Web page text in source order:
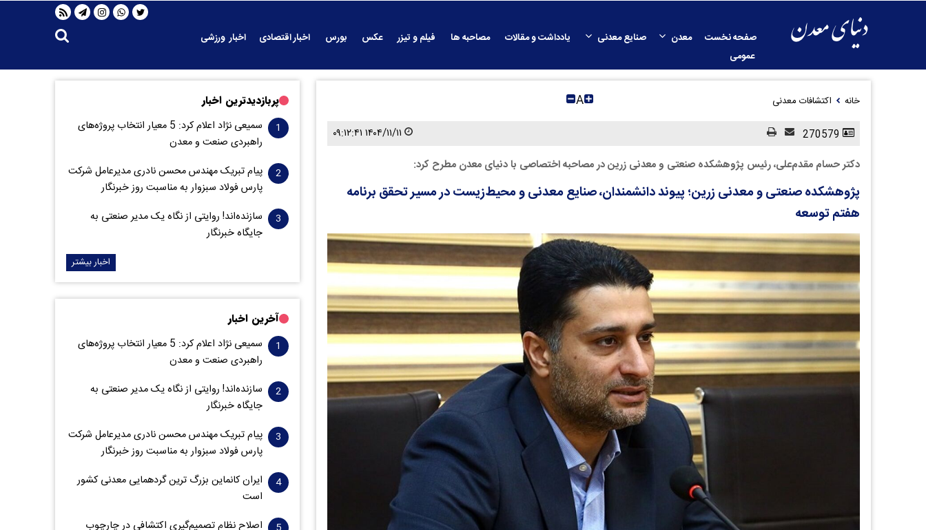
صفحه نخست معدن صنایع معدنی یادداشت و مقالات مصاحبه ها فیلم و تیزر عکس بورس اخبار اقتصادی
اخبار ورزشی
عمومی
خانه اکتشافات معدنی A
۱۴۰۴/۱۱/۱۱ ۰۹:۱۲:۴۱
دکتر حسام مقدم‌علی، رئیس پژوهشکده صنعتی و معدنی زرین در مصاحبه اختصاصی با دنیای معدن مطرح کرد:
پژوهشکده صنعتی و معدنی زرین؛ پیوند دانشمندان، صنایع معدنی و محیط‌زیست در مسیر تحقق برنامه
هفتم توسعه
پربازدیدترین اخبار
سمیعی‌ نژاد اعلام کرد: 5 معیار انتخاب پروژه‌های
راهبردی صنعت و معدن
پیام تبریک مهندس محسن نادری مدیرعامل شرکت
پارس فولاد سبزوار به مناسبت روز خبرنگار
سازنده‌اند! روایتی از نگاه یک مدیر صنعتی به
جایگاه خبرنگار
اخبار بیشتر
آخرین اخبار
سمیعی‌ نژاد اعلام کرد: 5 معیار انتخاب پروژه‌های
راهبردی صنعت و معدن
سازنده‌اند! روایتی از نگاه یک مدیر صنعتی به
جایگاه خبرنگار
پیام تبریک مهندس محسن نادری مدیرعامل شرکت
پارس فولاد سبزوار به مناسبت روز خبرنگار
ایران کانماین بزرگ ترین گردهمایی معدنی کشور
است
اصلاح نظام تصمیم‌گیری اکتشافی در چارچوب